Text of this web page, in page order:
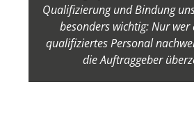
Qualifizierung und Bindung
besonders wichtig: Nur
qualifiziertes Personal
die Auftraggeber